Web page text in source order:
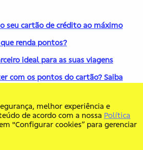
seu cartão de crédito ao máximo
renda pontos?
ideal para as suas viagens
com os pontos do cartão? Saiba
aproveitar todos os benefícios do
melhor experiência e
de acordo com a nossa Política
"Configurar cookies” para gerenciar